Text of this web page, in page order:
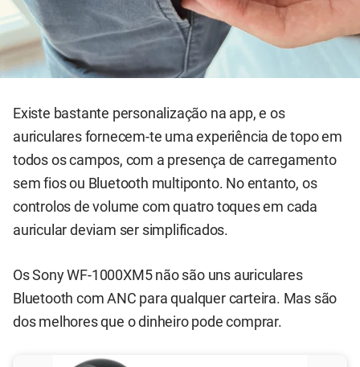
Existe bastante personalização na app, e os
auriculares fornecem-te uma experiência de topo em
todos os campos, com a presença de carregamento
sem fios ou Bluetooth multiponto. No entanto, os
controlos de volume com quatro toques em cada
auricular deviam ser simplificados.
Os Sony WF-1000XM5 não são uns auriculares
Bluetooth com ANC para qualquer carteira. Mas são
dos melhores que o dinheiro pode comprar.